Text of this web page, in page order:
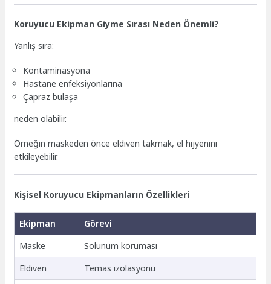
Koruyucu Ekipman Giyme Sırası Neden Önemli?
Yanlış sıra:
Kontaminasyona
Hastane enfeksiyonlarına
Çapraz bulaşa
neden olabilir.
Örneğin maskeden önce eldiven takmak, el hijyenini
etkileyebilir.
Kişisel Koruyucu Ekipmanların Özellikleri
Ekipman
Görevi
Maske
Solunum koruması
Eldiven
Temas izolasyonu